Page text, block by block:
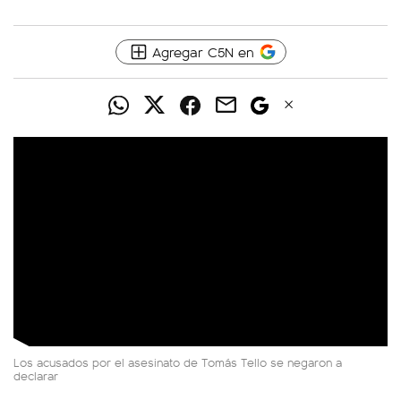
Agregar C5N en
Los acusados por el asesinato de Tomás Tello se negaron a
declarar